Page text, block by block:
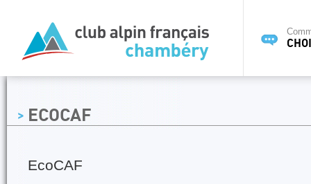
ECOCAF
EcoCAF